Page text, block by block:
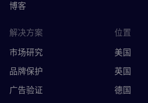
博客
解决方案
市场研究
品牌保护
广告验证
位置
美国
英国
德国